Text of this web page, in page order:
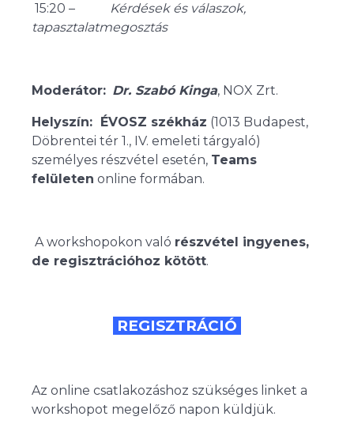
15:20 –
Kérdések és válaszok,
tapasztalatmegosztás
Moderátor: Dr. Szabó Kinga, NOX Zrt.
Helyszín: ÉVOSZ székház (1013 Budapest,
Döbrentei tér 1., IV. emeleti tárgyaló)
személyes részvétel esetén, Teams
felületen online formában.
A workshopokon való részvétel ingyenes,
de regisztrációhoz kötött.
REGISZTRÁCIÓ
Az online csatlakozáshoz szükséges linket a
workshopot megelőző napon küldjük.